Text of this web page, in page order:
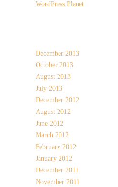
WordPress Planet
December 2013
October 2013
August 2013
July 2013
December 2012
August 2012
June 2012
March 2012
February 2012
January 2012
December 2011
November 2011